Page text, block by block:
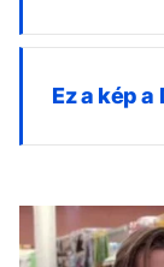
Ez a kép